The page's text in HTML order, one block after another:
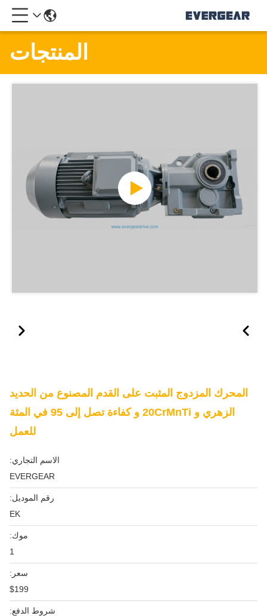
المنتجات
المحرك المزدوج المثبت على القدم المصنوع من الحديد
الزهري و 20CrMnTi و كفاءة تصل إلى 95 في المئة
للعمل
الاسم التجاري:
EVERGEAR
رقم الموديل:
EK
موك:
1
سعر:
$199
شروط الدفع: